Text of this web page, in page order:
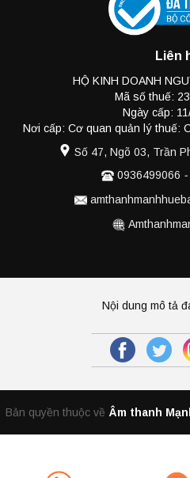
Liên
HỘ KINH DOANH
Mã số thuế:
Ngày cấp:
Nơi cấp: Cơ quan quản lý thuế:
Số 47, Ngõ 03, Trần
0936499066 -
Nội dung mô tả
Bản quyền thuộc về Âm thanh